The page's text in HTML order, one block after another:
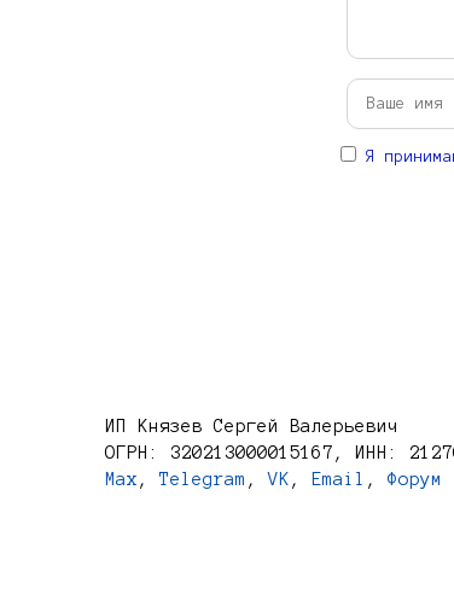
Я
ИП Князев Сергей Валерьевич
ОГРН: 320213000015167, ИНН:
Max ,Telegram ,VK , Email , Форум